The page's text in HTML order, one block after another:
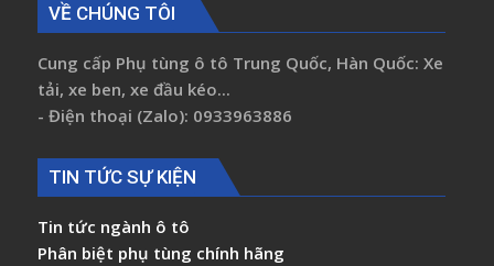
VỀ CHÚNG TÔI
Cung cấp Phụ tùng ô tô Trung Quốc, Hàn Quốc: Xe
tải, xe ben, xe đầu kéo...
- Điện thoại (Zalo): 0933963886
TIN TỨC SỰ KIỆN
Tin tức ngành ô tô
Phân biệt phụ tùng chính hãng